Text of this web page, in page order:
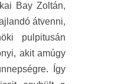
Bay Zoltán,
átvenni,
pulpitusán
akit amúgy
Így